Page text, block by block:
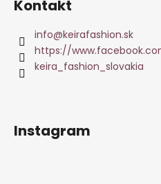
Kontakt
info@keirafashion.sk
https://
keira_fashion_slovakia
Instagram